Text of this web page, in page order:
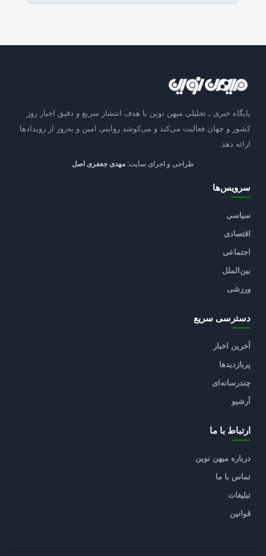
پایگاه خبری ـ تحلیلی میهن نوین با هدف انتشار سریع و دقیق اخبار روز
کشور و جهان فعالیت می‌کند و می‌کوشد روایتی امین و به‌روز از رویدادها
ارائه دهد.
طراحی و اجرای سایت: مهدی جعفری اصل
سرویس‌ها
سیاسی
اقتصادی
اجتماعی
بین‌الملل
ورزشی
دسترسی سریع
آخرین اخبار
پربازدیدها
چندرسانه‌ای
آرشیو
ارتباط با ما
درباره میهن نوین
تماس با ما
تبلیغات
قوانین